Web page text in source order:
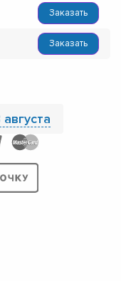
Заказать
Заказать